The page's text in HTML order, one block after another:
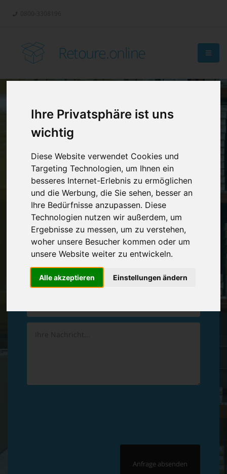
Ihre Privatsphäre ist uns
wichtig
Diese Website verwendet Cookies und
Targeting Technologien, um Ihnen ein
besseres Internet-Erlebnis zu ermöglichen
und die Werbung, die Sie sehen, besser an
Ihre Bedürfnisse anzupassen. Diese
Technologien nutzen wir außerdem, um
Ergebnisse zu messen, um zu verstehen,
woher unsere Besucher kommen oder um
unsere Website weiter zu entwickeln.
Alle akzeptieren Einstellungen ändern
Retoure.online
Retouren-
Management?
Vereinbaren Sie einenRückruf
Hinterlassen Sie uns gern eine persönliche Nachricht.